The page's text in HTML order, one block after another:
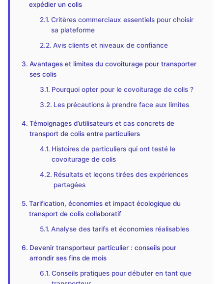
expédier un colis
Critères commerciaux essentiels pour choisir
sa plateforme
Avis clients et niveaux de confiance
Avantages et limites du covoiturage pour transporter
ses colis
Pourquoi opter pour le covoiturage de colis ?
Les précautions à prendre face aux limites
Témoignages d’utilisateurs et cas concrets de
transport de colis entre particuliers
Histoires de particuliers qui ont testé le
covoiturage de colis
Résultats et leçons tirées des expériences
partagées
Tarification, économies et impact écologique du
transport de colis collaboratif
Analyse des tarifs et économies réalisables
Devenir transporteur particulier : conseils pour
arrondir ses fins de mois
Conseils pratiques pour débuter en tant que